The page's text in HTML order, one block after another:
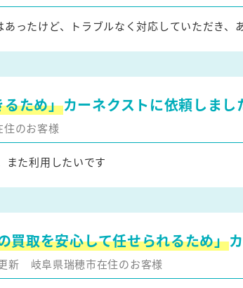
あったけど、トラブルなく対応していただき、
るため」カーネクストに依頼しまし
住のお客様
また利用したいです
買取を安心して任せられるため」
新 岐阜県瑞穂市在住のお客様